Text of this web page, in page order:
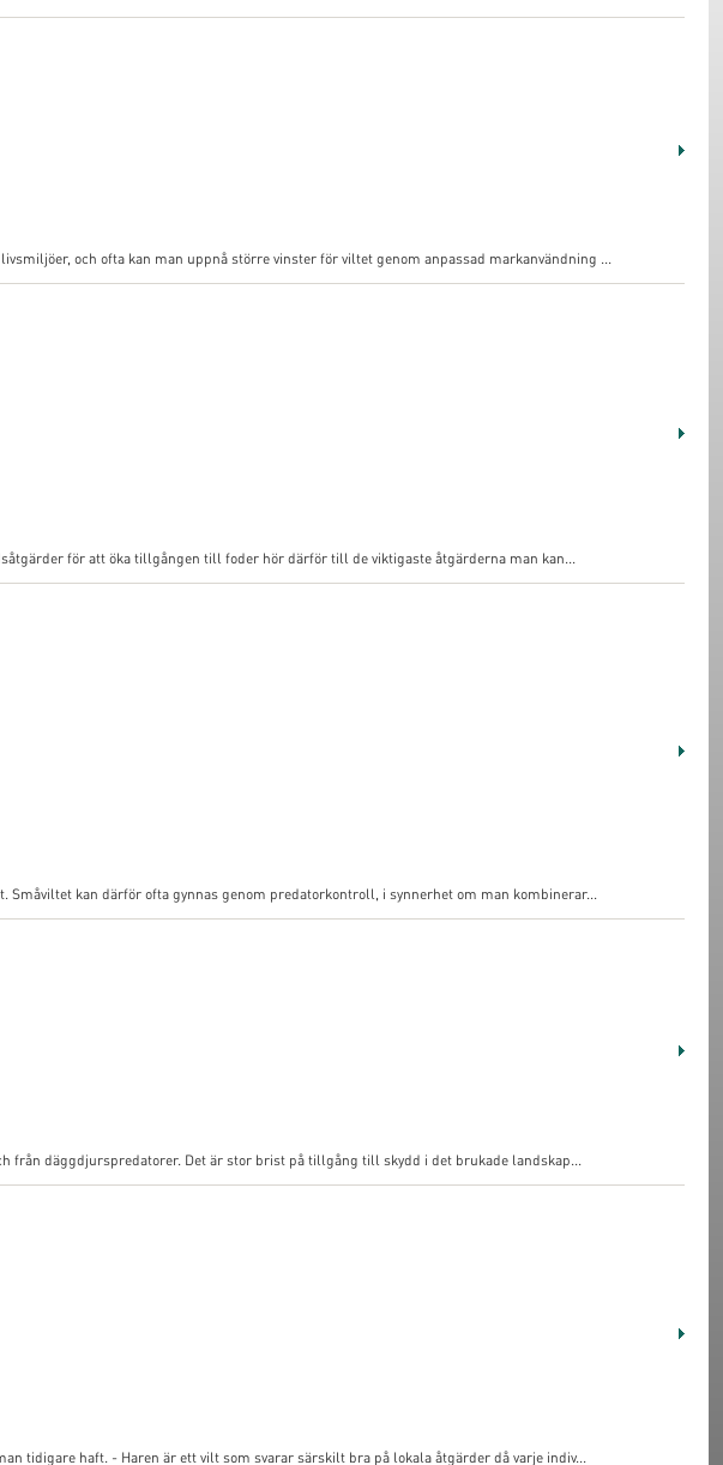
och ofta kan man uppnå större vinster för viltet genom anpassad markanvändning ...
för att öka tillgången till foder hör därför till de viktigaste åtgärderna man kan...
kan därför ofta gynnas genom predatorkontroll, i synnerhet om man kombinerar...
från däggdjurspredatorer. Det är stor brist på tillgång till skydd i det brukade landskap...
tidigare haft. - Haren är ett vilt som svarar särskilt bra på lokala åtgärder då varje indiv...